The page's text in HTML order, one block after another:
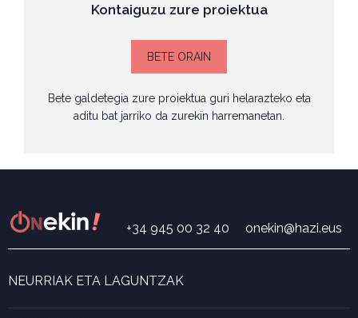
Kontaiguzu zure proiektua
BETE ORAIN
Bete galdetegia zure proiektua guri helarazteko eta
aditu bat jarriko da zurekin harremanetan.
+34 945 00 32 40 onekin@hazi.eus
NEURRIAK ETA LAGUNTZAK